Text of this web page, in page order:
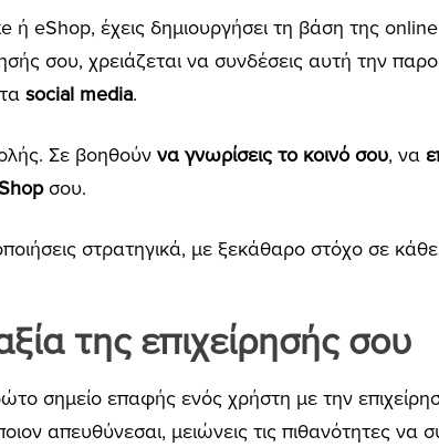
ή eShop, έχεις δημιουργήσει τη βάση της
σου, χρειάζεται να συνδέσεις αυτή την
social media.
Σε βοηθούν να γνωρίσεις το κοινό σου, να
σου.
στρατηγικά, με ξεκάθαρο στόχο σε κάθε
της επιχείρησής σου
σημείο επαφής ενός χρήστη με την
απευθύνεσαι, μειώνεις τις πιθανότητες να